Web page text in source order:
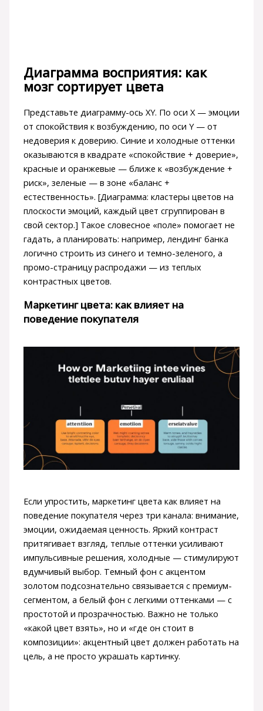
Диаграмма восприятия: как
мозг сортирует цвета
Представьте диаграмму-ось XY. По оси X — эмоции
от спокойствия к возбуждению, по оси Y — от
недоверия к доверию. Синие и холодные оттенки
оказываются в квадрате «спокойствие + доверие»,
красные и оранжевые — ближе к «возбуждение +
риск», зеленые — в зоне «баланс +
естественность». [Диаграмма: кластеры цветов на
плоскости эмоций, каждый цвет сгруппирован в
свой сектор.] Такое словесное «поле» помогает не
гадать, а планировать: например, лендинг банка
логично строить из синего и темно-зеленого, а
промо-страницу распродажи — из теплых
контрастных цветов.
Маркетинг цвета: как влияет на
поведение покупателя
Если упростить, маркетинг цвета как влияет на
поведение покупателя через три канала: внимание,
эмоции, ожидаемая ценность. Яркий контраст
притягивает взгляд, теплые оттенки усиливают
импульсивные решения, холодные — стимулируют
вдумчивый выбор. Темный фон с акцентом
золотом подсознательно связывается с премиум-
сегментом, а белый фон с легкими оттенками — с
простотой и прозрачностью. Важно не только
«какой цвет взять», но и «где он стоит в
композиции»: акцентный цвет должен работать на
цель, а не просто украшать картинку.